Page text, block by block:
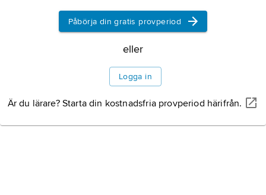
Påbörja din gratis provperiod
eller
Logga in
Är du lärare? Starta din kostnadsfria provperiod härifrån.